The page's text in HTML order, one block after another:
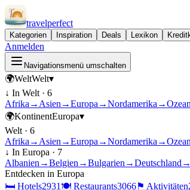
travelperfect
Kategorien Inspiration Deals Lexikon
Anmelden
Navigationsmenü umschalten
🌍WeltWelt▾
↓ In Welt · 6
Afrika → Asien →Europa →Nordamerika →
🌍KontinentEuropa▾
Welt · 6
Afrika → Asien →Europa →Nordamerika →
↓ In Europa · 7
Albanien →Belgien →Bulgarien →Deutschland →
Entdecken in Europa
🛏 Hotels2931 🍽 Restaurants3066⚑ Aktivitäten